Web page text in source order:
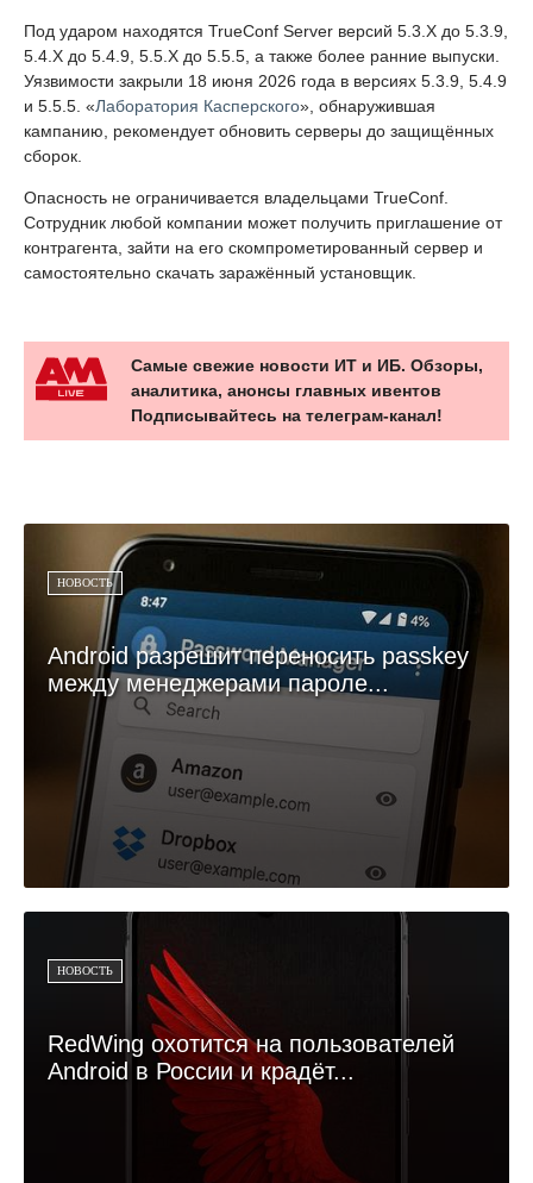
Под ударом находятся TrueConf Server версий 5.3.X до 5.3.9,
5.4.X до 5.4.9, 5.5.X до 5.5.5, а также более ранние выпуски.
Уязвимости закрыли 18 июня 2026 года в версиях 5.3.9, 5.4.9
и 5.5.5. «Лаборатория Касперского», обнаружившая
кампанию, рекомендует обновить серверы до защищённых
сборок.
Опасность не ограничивается владельцами TrueConf.
Сотрудник любой компании может получить приглашение от
контрагента, зайти на его скомпрометированный сервер и
самостоятельно скачать заражённый установщик.
Самые свежие новости ИТ и ИБ. Обзоры,
аналитика, анонсы главных ивентов
Подписывайтесь на телеграм-канал!
НОВОСТЬ
Android разрешит переносить passkey
между менеджерами пароле...
НОВОСТЬ
RedWing охотится на пользователей
Android в России и крадёт...